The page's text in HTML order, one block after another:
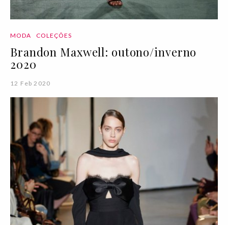
MODA COLEÇÕES
Brandon Maxwell: outono/inverno
2020
12 Feb 2020